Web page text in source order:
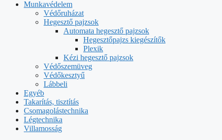
Munkavédelem
Védőruházat
Hegesztő pajzsok
Automata hegesztő pajzsok
Hegesztőpajzs kiegészítők
Plexik
Kézi hegesztő pajzsok
Védőszemüveg
Védőkesztyű
Lábbeli
Egyéb
Takarítás, tisztítás
Csomagolástechnika
Légtechnika
Villamosság